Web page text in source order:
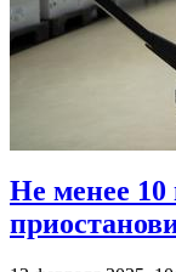
Не менее 10